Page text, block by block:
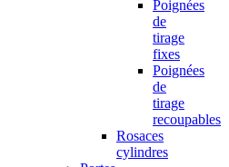
Poignées
de
tirage
fixes
Poignées
de
tirage
recoupables
Rosaces
cylindres